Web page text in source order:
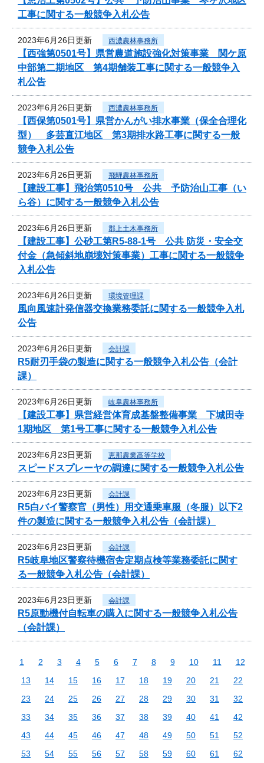
工事に関する一般競争入札公告
2023年6月26日更新 西濃農林事務所
【西強第0501号】県営農道施設強化対策事業 関ケ原
中部第二期地区 第4期舗装工事に関する一般競争入
札公告
2023年6月26日更新 西濃農林事務所
【西保第0501号】県営かんがい排水事業（保全合理化
型） 多芸直江地区 第3期排水路工事に関する一般
競争入札公告
2023年6月26日更新 飛騨農林事務所
【建設工事】飛治第0510号 公共 予防治山工事（い
ら谷）に関する一般競争入札公告
2023年6月26日更新 郡上土木事務所
【建設工事】公砂工第R5-88-1号 公共 防災・安全交
付金（急傾斜地崩壊対策事業）工事に関する一般競争
入札公告
2023年6月26日更新 環境管理課
風向風速計発信器交換業務委託に関する一般競争入札
公告
2023年6月26日更新 会計課
R5耐刃手袋の製造に関する一般競争入札公告（会計
課）
2023年6月26日更新 岐阜農林事務所
【建設工事】県営経営体育成基盤整備事業 下城田寺
1期地区 第1号工事に関する一般競争入札公告
2023年6月23日更新 恵那農業高等学校
スピードスプレーヤの調達に関する一般競争入札公告
2023年6月23日更新 会計課
R5白バイ警察官（男性）用交通乗車服（冬服）以下2
件の製造に関する一般競争入札公告（会計課）
2023年6月23日更新 会計課
R5岐阜地区警察待機宿舎定期点検等業務委託に関す
る一般競争入札公告（会計課）
2023年6月23日更新 会計課
R5原動機付自転車の購入に関する一般競争入札公告
（会計課）
1 2 3 4 5 6 7 8 9 10 11
12
13
14 15 16 17 18 19 20 21
22
23
24 25 26 27 28 29 30 31
32
33
34 35 36 37 38 39 40 41
42
43
44 45 46 47 48 49 50 51
52
53
54 55 56 57 58 59 60 61
62